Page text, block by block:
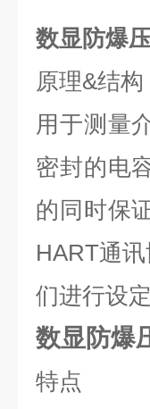
数显防爆
原理&结构
用于测量
密封的电
的同时保
HART通
们进行设
数显防爆
特点